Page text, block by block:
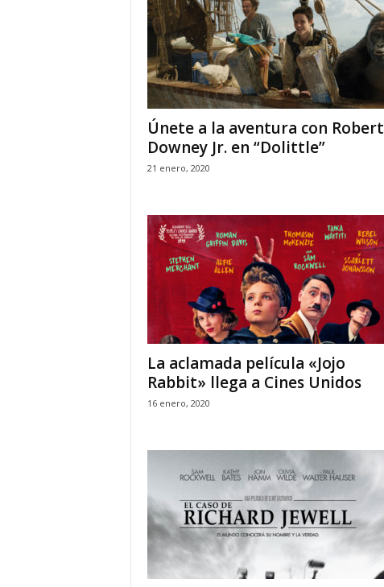
Únete a la aventura con Robert
Downey Jr. en “Dolittle”
21 enero, 2020
La aclamada película «Jojo
Rabbit» llega a Cines Unidos
16 enero, 2020